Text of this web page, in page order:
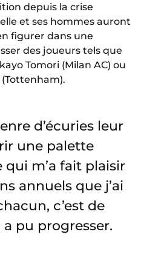
depuis la crise
et ses hommes auront
figurer dans une
des joueurs tels que
Tomori (Milan AC) ou
d’écuries leur
une palette
qui m’a fait plaisir
annuels que j’ai
c’est de
pu progresser.